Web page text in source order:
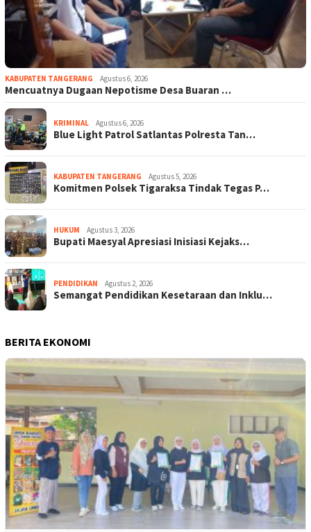
KABUPATEN TANGERANG Agustus 6, 2026
Mencuatnya Dugaan Nepotisme Desa Buaran …
KRIMINAL Agustus 6, 2026
Blue Light Patrol Satlantas Polresta Tan…
KABUPATEN TANGERANG Agustus 5, 2026
Komitmen Polsek Tigaraksa Tindak Tegas P…
HUKUM Agustus 3, 2026
Bupati Maesyal Apresiasi Inisiasi Kejaks…
PENDIDIKAN Agustus 2, 2026
Semangat Pendidikan Kesetaraan dan Inklu…
BERITA EKONOMI